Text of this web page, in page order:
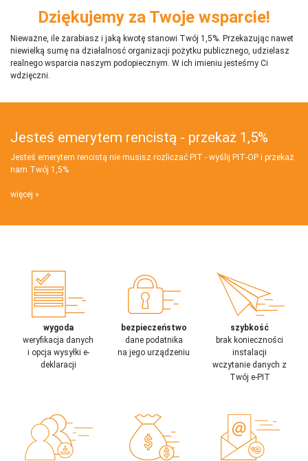
Dziękujemy za Twoje wsparcie!
Nieważne, ile zarabiasz i jaką kwotę stanowi Twój 1,5%. Przekazując nawet
niewielką sumę na działalnosć organizacji pożytku publicznego, udzielasz
realnego wsparcia naszym podopiecznym. W ich imieniu jesteśmy Ci
wdzięczni.
Jesteś emerytem rencistą - przekaż 1,5%
Jesteś emerytem rencistą nie musisz rozliczać PIT - wyślij PIT‑OP i przekaż
nam Twój 1,5%
więcej
wygoda
weryfikacja danych
i opcja wysyłki e-
deklaracji
bezpieczeństwo
dane podatnika
na jego urządzeniu
szybkość
brak konieczności
instalacji
wczytanie danych z
Twój e-PIT